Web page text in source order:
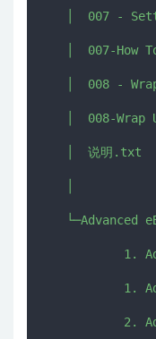
│  007 -
│  007-How
│  008 -
│  008-Wrap
   │  说明.txt
└─Advanced
1.
1.
2.